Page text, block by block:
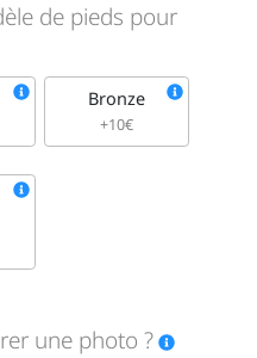
de pieds pour
Bronze
+10€
une photo ?